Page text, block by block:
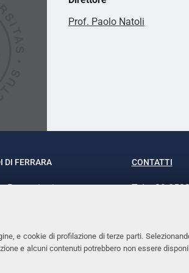
e cookie di profilazione di terze parti.
e alcuni contenuti potrebbero non essere
Prof. Paolo Natoli
DI FERRARA
Ramaciotti
CONTATTI
Tel. +39